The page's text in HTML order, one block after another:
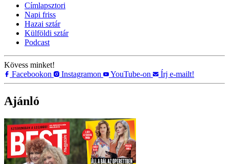
Címlapsztori
Napi friss
Hazai sztár
Külföldi sztár
Podcast
Kövess minket!
Facebookon
Instagramon YouTube-on Írj e-mailt!
Ajánló